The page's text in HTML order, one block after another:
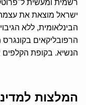
רשמית ומעשית
ישראל מוצאת את
הבינלאומית, ללא
הרפובליקאים
הנשיא. בקופת הקלפים
המלצות